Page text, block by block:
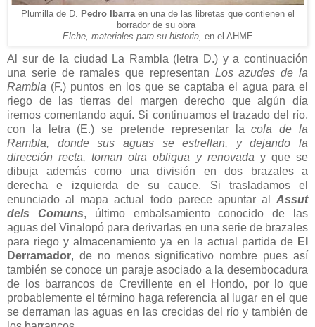
Plumilla de D. Pedro Ibarraen una de las libretas que contienen el
borrador de su obra
Elche, materiales para su historia, en el AHME
Al sur de la ciudad La Rambla (letra D.) y a continuación
una serie de ramales que representan Los azudes de la
Rambla (F.) puntos en los que se captaba el agua para el
riego de las tierras del margen derecho que algún día
iremos comentando aquí. Si continuamos el trazado del río,
con la letra (E.) se pretende representar lacola de la
Rambla, donde sus aguas se estrellan, y dejando la
dirección recta, toman otra obliqua y renovada y que se
dibuja además como una división en dos brazales a
derecha e izquierda de su cauce. Si trasladamos el
enunciado al mapa actual todo parece apuntar al Assut
dels Comuns, último embalsamiento conocido de las
aguas del Vinalopó para derivarlas en una serie de brazales
para riego y almacenamiento ya en la actual partida de El
Derramador, de no menos significativo nombre pues así
también se conoce un paraje asociado a la desembocadura
de los barrancos de Crevillente en el Hondo, por lo que
probablemente el término haga referencia al lugar en el que
se derraman las aguas en las crecidas del río y también de